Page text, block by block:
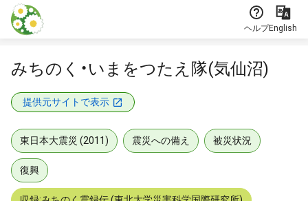
本文に飛ぶ
ヘルプEnglish
みちのく・いまをつたえ隊(気仙沼)
提供元サイトで表示
東日本大震災 (2011) 震災への備え 被災状況
復興